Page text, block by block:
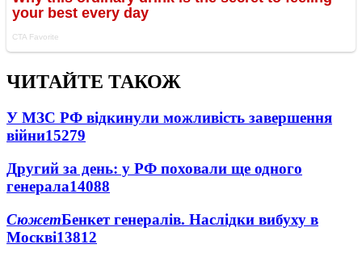
ЧИТАЙТЕ ТАКОЖ
У МЗС РФ відкинули можливість завершення
війни15279
Другий за день: у РФ поховали ще одного
генерала14088
СюжетБенкет генералів. Наслідки вибуху в
Москві13812